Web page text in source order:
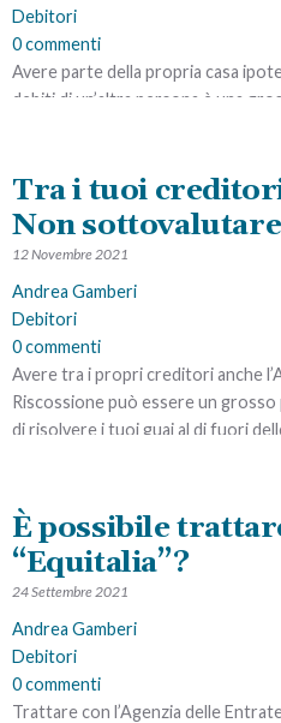
Debitori
0 commenti
Avere parte della propria casa
debiti di un’altra persona è una
comprarla tutta tu.
La cosa si complica quando il
muore e non ci sono eredi.
Tutto si blocca e tu rischi di
quella situazione.
Ma esiste una via d’uscita e ne
Tra i tuoi creditori
Non
12 Novembre 2021
Andrea Gamberi
Debitori
0 commenti
Avere tra i propri creditori anche
Riscossione può essere un
di risolvere i tuoi guai al di fuori
puoi utilizzare quando il denaro
per trovare un accordo con i tuoi
LEGGI L'ARTICOLO
È possibile
“Equitalia”?
24 Settembre 2021
Andrea Gamberi
Debitori
0 commenti
Trattare con l’Agenzia delle